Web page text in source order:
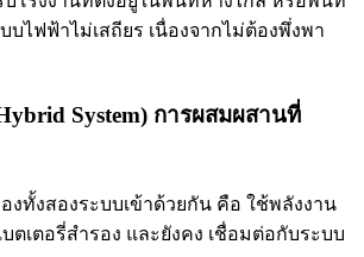
บไฟฟ้าไม่เสถียร เนื่องจากไม่ต้องพึ่งพา
System) การผสมผสานที่
งทั้งสองระบบเข้าด้วยกัน คือ ใช้พลังงาน
ตเตอรี่สำรอง และยังคง เชื่อมต่อกับระบบ